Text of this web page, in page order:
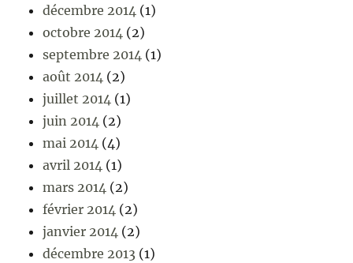
décembre 2014 (1)
octobre 2014 (2)
septembre 2014 (1)
août 2014 (2)
juillet 2014 (1)
juin 2014 (2)
mai 2014 (4)
avril 2014 (1)
mars 2014 (2)
février 2014 (2)
janvier 2014 (2)
décembre 2013 (1)